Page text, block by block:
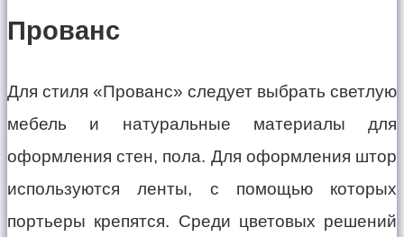
Прованс
Для стиля «Прованс» следует выбрать светлую
мебель и натуральные материалы для
оформления стен, пола. Для оформления штор
используются ленты, с помощью которых
портьеры крепятся. Среди цветовых решений